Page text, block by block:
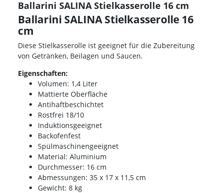
Ballarini SALINA Stielkasserolle 16 cm
Ballarini SALINA Stielkasserolle 16
cm
Diese Stielkasserolle ist geeignet für die Zubereitung
von Getränken, Beilagen und Saucen.
Eigenschaften:
Volumen: 1,4 Liter
Mattierte Oberfläche
Antihaftbeschichtet
Rostfrei 18/10
Induktionsgeeignet
Backofenfest
Spülmaschinengeeignet
Material: Aluminium
Durchmesser: 16 cm
Abmessungen: 35 x 17 x 11,5 cm
Gewicht: 8 kg